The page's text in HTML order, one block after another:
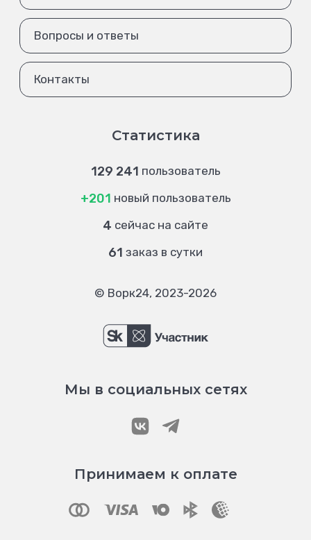
Вопросы и ответы
Контакты
Статистика
129 241 пользователь
+201 новый пользователь
4 сейчас на сайте
61 заказ в сутки
© Ворк24, 2023-2026
Мы в социальных сетях
Принимаем к оплате